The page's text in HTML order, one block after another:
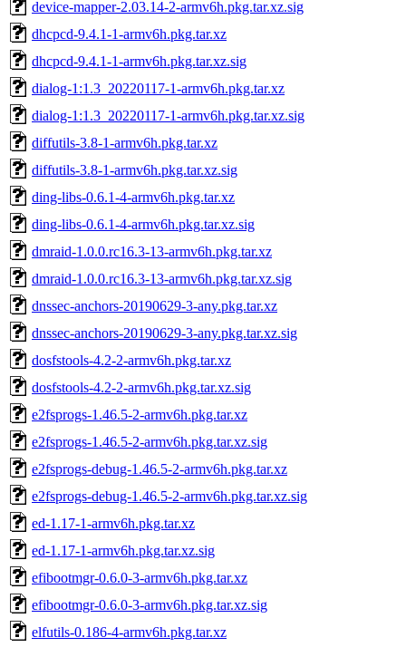
device-mapper-2.03.14-2-armv6h.pkg.tar.xz.sig
dhcpcd-9.4.1-1-armv6h.pkg.tar.xz
dhcpcd-9.4.1-1-armv6h.pkg.tar.xz.sig
dialog-1:1.3_20220117-1-armv6h.pkg.tar.xz
dialog-1:1.3_20220117-1-armv6h.pkg.tar.xz.sig
diffutils-3.8-1-armv6h.pkg.tar.xz
diffutils-3.8-1-armv6h.pkg.tar.xz.sig
ding-libs-0.6.1-4-armv6h.pkg.tar.xz
ding-libs-0.6.1-4-armv6h.pkg.tar.xz.sig
dmraid-1.0.0.rc16.3-13-armv6h.pkg.tar.xz
dmraid-1.0.0.rc16.3-13-armv6h.pkg.tar.xz.sig
dnssec-anchors-20190629-3-any.pkg.tar.xz
dnssec-anchors-20190629-3-any.pkg.tar.xz.sig
dosfstools-4.2-2-armv6h.pkg.tar.xz
dosfstools-4.2-2-armv6h.pkg.tar.xz.sig
e2fsprogs-1.46.5-2-armv6h.pkg.tar.xz
e2fsprogs-1.46.5-2-armv6h.pkg.tar.xz.sig
e2fsprogs-debug-1.46.5-2-armv6h.pkg.tar.xz
e2fsprogs-debug-1.46.5-2-armv6h.pkg.tar.xz.sig
ed-1.17-1-armv6h.pkg.tar.xz
ed-1.17-1-armv6h.pkg.tar.xz.sig
efibootmgr-0.6.0-3-armv6h.pkg.tar.xz
efibootmgr-0.6.0-3-armv6h.pkg.tar.xz.sig
elfutils-0.186-4-armv6h.pkg.tar.xz